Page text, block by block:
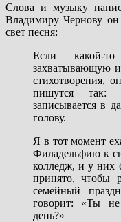
Слова и музыку
Владимиру Чернову он
свет песня:
Если какой-
захватывающую
стихотворения,
пишутся так:
записывается в
голову.
Я в тот момент
Филадельфию к
колледж, и у них
принято, чтобы
семейный
говорит: «Ты
день?»